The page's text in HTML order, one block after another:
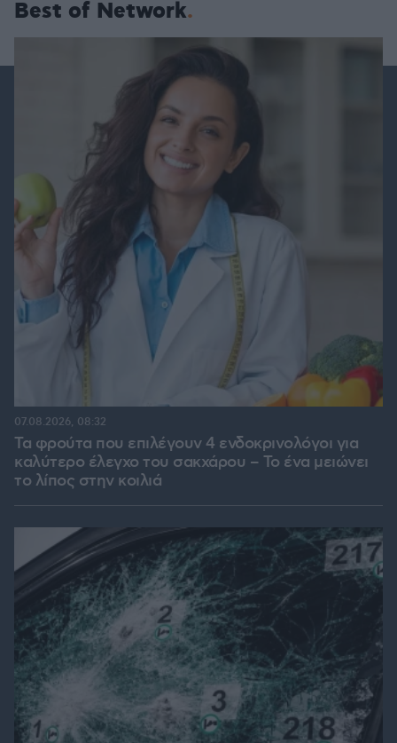
Best of Network
Τα φρούτα που επιλέγουν 4 ενδοκρινολόγοι για
καλύτερο έλεγχο του σακχάρου – Το ένα μειώνει
το λίπος στην κοιλιά
07.08.2026, 08:32